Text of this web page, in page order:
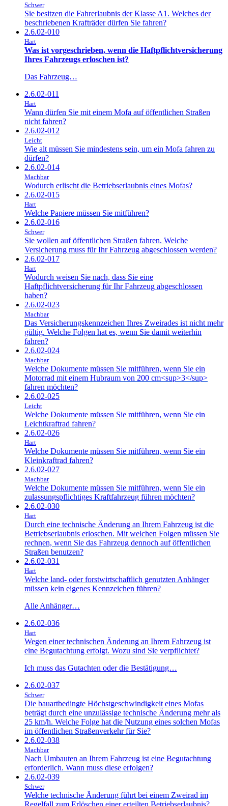
Schwer
Sie besitzen die Fahrerlaubnis der Klasse A1. Welches der
beschriebenen Krafträder dürfen Sie fahren?
2.6.02-010
Hart
Was ist vorgeschrieben, wenn die Haftpflichtversicherung
Ihres Fahrzeugs erloschen ist?
Das Fahrzeug…
2.6.02-011
Hart
Wann dürfen Sie mit einem Mofa auf öffentlichen Straßen
nicht fahren?
2.6.02-012
Leicht
Wie alt müssen Sie mindestens sein, um ein Mofa fahren zu
dürfen?
2.6.02-014
Machbar
Wodurch erlischt die Betriebserlaubnis eines Mofas?
2.6.02-015
Hart
Welche Papiere müssen Sie mitführen?
2.6.02-016
Schwer
Sie wollen auf öffentlichen Straßen fahren. Welche
Versicherung muss für Ihr Fahrzeug abgeschlossen werden?
2.6.02-017
Hart
Wodurch weisen Sie nach, dass Sie eine
Haftpflichtversicherung für Ihr Fahrzeug abgeschlossen
haben?
2.6.02-023
Machbar
Das Versicherungskennzeichen Ihres Zweirades ist nicht mehr
gültig. Welche Folgen hat es, wenn Sie damit weiterhin
fahren?
2.6.02-024
Machbar
Welche Dokumente müssen Sie mitführen, wenn Sie ein
Motorrad mit einem Hubraum von 200 cm<sup>3</sup>
fahren möchten?
2.6.02-025
Leicht
Welche Dokumente müssen Sie mitführen, wenn Sie ein
Leichtkraftrad fahren?
2.6.02-026
Hart
Welche Dokumente müssen Sie mitführen, wenn Sie ein
Kleinkraftrad fahren?
2.6.02-027
Machbar
Welche Dokumente müssen Sie mitführen, wenn Sie ein
zulassungspflichtiges Kraftfahrzeug führen möchten?
2.6.02-030
Hart
Durch eine technische Änderung an Ihrem Fahrzeug ist die
Betriebserlaubnis erloschen. Mit welchen Folgen müssen Sie
rechnen, wenn Sie das Fahrzeug dennoch auf öffentlichen
Straßen benutzen?
2.6.02-031
Hart
Welche land- oder forstwirtschaftlich genutzten Anhänger
müssen kein eigenes Kennzeichen führen?
Alle Anhänger…
2.6.02-036
Hart
Wegen einer technischen Änderung an Ihrem Fahrzeug ist
eine Begutachtung erfolgt. Wozu sind Sie verpflichtet?
Ich muss das Gutachten oder die Bestätigung…
2.6.02-037
Schwer
Die bauartbedingte Höchstgeschwindigkeit eines Mofas
beträgt durch eine unzulässige technische Änderung mehr als
25 km/h. Welche Folge hat die Nutzung eines solchen Mofas
im öffentlichen Straßenverkehr für Sie?
2.6.02-038
Machbar
Nach Umbauten an Ihrem Fahrzeug ist eine Begutachtung
erforderlich. Wann muss diese erfolgen?
2.6.02-039
Schwer
Welche technische Änderung führt bei einem Zweirad im
Regelfall zum Erlöschen einer erteilten Betriebserlaubnis?